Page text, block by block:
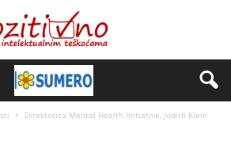
Direktorica Mental Health Initiative, Judith Klein